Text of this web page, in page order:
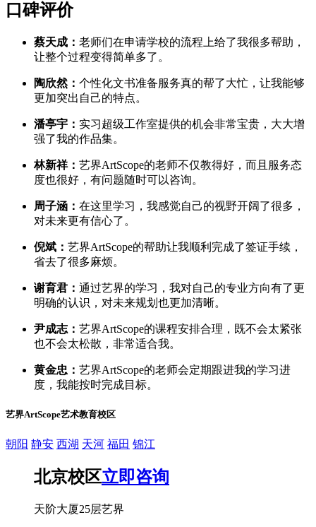
口碑评价
蔡天成： 老师们在申请学校的流程上给了我很多帮助，
让整个过程变得简单多了。
陶欣然： 个性化文书准备服务真的帮了大忙，让我能够
更加突出自己的特点。
潘亭宇： 实习超级工作室提供的机会非常宝贵，大大增
强了我的作品集。
林新祥： 艺界ArtScope的老师不仅教得好，而且服务态
度也很好，有问题随时可以咨询。
周子涵： 在这里学习，我感觉自己的视野开阔了很多，
对未来更有信心了。
倪斌： 艺界ArtScope的帮助让我顺利完成了签证手续，
省去了很多麻烦。
谢育君： 通过艺界的学习，我对自己的专业方向有了更
明确的认识，对未来规划也更加清晰。
尹成志： 艺界ArtScope的课程安排合理，既不会太紧张
也不会太松散，非常适合我。
黄金忠： 艺界ArtScope的老师会定期跟进我的学习进
度，我能按时完成目标。
艺界ArtScope艺术教育校区
朝阳 静安 西湖 天河 福田 锦江
北京校区立即咨询
天阶大厦25层艺界